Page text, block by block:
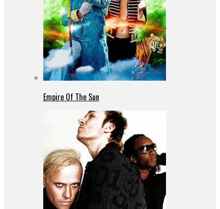
Empire Of The Sun